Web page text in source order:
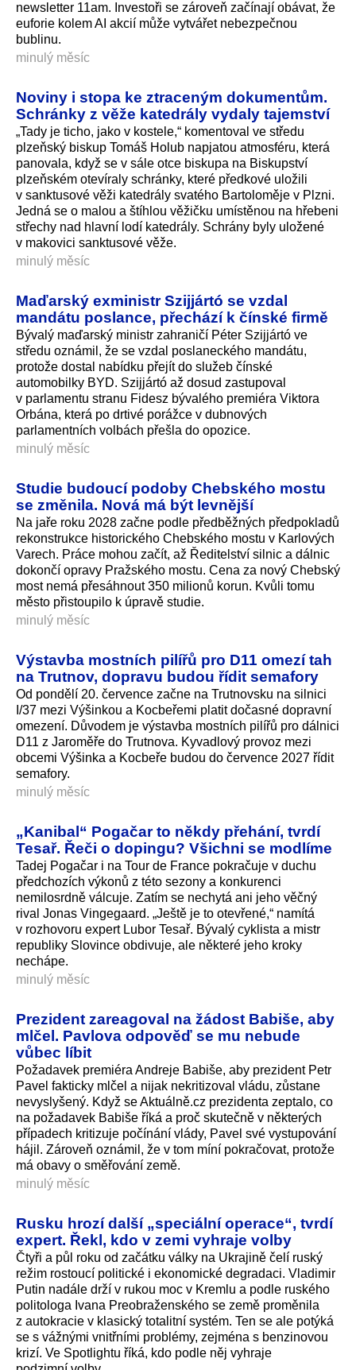
newsletter 11am. Investoři se zároveň začínají obávat, že
euforie kolem AI akcií může vytvářet nebezpečnou
bublinu.
minulý měsíc
Noviny i stopa ke ztraceným dokumentům.
Schránky z věže katedrály vydaly tajemství
„Tady je ticho, jako v kostele,“ komentoval ve středu
plzeňský biskup Tomáš Holub napjatou atmosféru, která
panovala, když se v sále otce biskupa na Biskupství
plzeňském otevíraly schránky, které předkové uložili
v sanktusové věži katedrály svatého Bartoloměje v Plzni.
Jedná se o malou a štíhlou věžičku umístěnou na hřebeni
střechy nad hlavní lodí katedrály. Schrány byly uložené
v makovici sanktusové věže.
minulý měsíc
Maďarský exministr Szijjártó se vzdal
mandátu poslance, přechází k čínské firmě
Bývalý maďarský ministr zahraničí Péter Szijjártó ve
středu oznámil, že se vzdal poslaneckého mandátu,
protože dostal nabídku přejít do služeb čínské
automobilky BYD. Szijjártó až dosud zastupoval
v parlamentu stranu Fidesz bývalého premiéra Viktora
Orbána, která po drtivé porážce v dubnových
parlamentních volbách přešla do opozice.
minulý měsíc
Studie budoucí podoby Chebského mostu
se změnila. Nová má být levnější
Na jaře roku 2028 začne podle předběžných předpokladů
rekonstrukce historického Chebského mostu v Karlových
Varech. Práce mohou začít, až Ředitelství silnic a dálnic
dokončí opravy Pražského mostu. Cena za nový Chebský
most nemá přesáhnout 350 milionů korun. Kvůli tomu
město přistoupilo k úpravě studie.
minulý měsíc
Výstavba mostních pilířů pro D11 omezí tah
na Trutnov, dopravu budou řídit semafory
Od pondělí 20. července začne na Trutnovsku na silnici
I/37 mezi Výšinkou a Kocbeřemi platit dočasné dopravní
omezení. Důvodem je výstavba mostních pilířů pro dálnici
D11 z Jaroměře do Trutnova. Kyvadlový provoz mezi
obcemi Výšinka a Kocbeře budou do července 2027 řídit
semafory.
minulý měsíc
„Kanibal“ Pogačar to někdy přehání, tvrdí
Tesař. Řeči o dopingu? Všichni se modlíme
Tadej Pogačar i na Tour de France pokračuje v duchu
předchozích výkonů z této sezony a konkurenci
nemilosrdně válcuje. Zatím se nechytá ani jeho věčný
rival Jonas Vingegaard. „Ještě je to otevřené,“ namítá
v rozhovoru expert Lubor Tesař. Bývalý cyklista a mistr
republiky Slovince obdivuje, ale některé jeho kroky
nechápe.
minulý měsíc
Prezident zareagoval na žádost Babiše, aby
mlčel. Pavlova odpověď se mu nebude
vůbec líbit
Požadavek premiéra Andreje Babiše, aby prezident Petr
Pavel fakticky mlčel a nijak nekritizoval vládu, zůstane
nevyslyšený. Když se Aktuálně.cz prezidenta zeptalo, co
na požadavek Babiše říká a proč skutečně v některých
případech kritizuje počínání vlády, Pavel své vystupování
hájil. Zároveň oznámil, že v tom míní pokračovat, protože
má obavy o směřování země.
minulý měsíc
Rusku hrozí další „speciální operace“, tvrdí
expert. Řekl, kdo v zemi vyhraje volby
Čtyři a půl roku od začátku války na Ukrajině čelí ruský
režim rostoucí politické i ekonomické degradaci. Vladimir
Putin nadále drží v rukou moc v Kremlu a podle ruského
politologa Ivana Preobraženského se země proměnila
z autokracie v klasický totalitní systém. Ten se ale potýká
se s vážnými vnitřními problémy, zejména s benzinovou
krizí. Ve Spotlightu říká, kdo podle něj vyhraje